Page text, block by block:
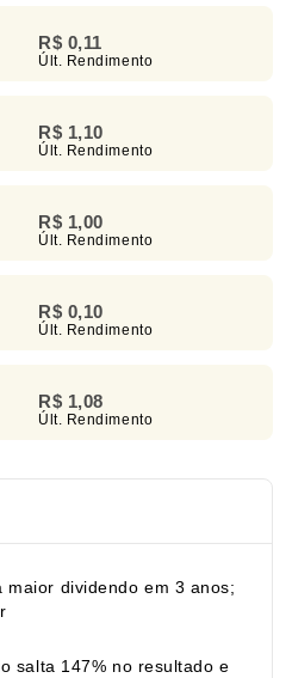
R$ 0,11
Últ. Rendimento
R$ 1,10
Últ. Rendimento
R$ 1,00
Últ. Rendimento
R$ 0,10
Últ. Rendimento
R$ 1,08
Últ. Rendimento
maior dividendo em 3 anos;
salta 147% no resultado e